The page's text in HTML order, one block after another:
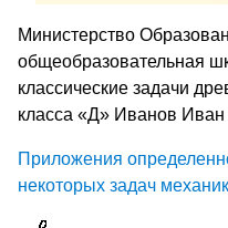
Министерство
общеобразовательная
классические задачи
класса «Д» Иванов Иван
Приложения
некоторых задач